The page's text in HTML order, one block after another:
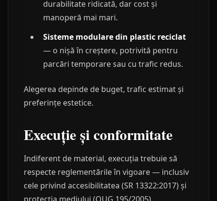
durabilitate ridicată, dar cost și
manoperă mai mari.
Sisteme modulare din plastic reciclat
— o nișă în creștere, potrivită pentru
parcări temporare sau cu trafic redus.
Alegerea depinde de buget, trafic estimat și
preferințe estetice.
Execuție și conformitate
Indiferent de material, execuția trebuie să
respecte reglementările în vigoare — inclusiv
cele privind accesibilitatea (SR 13322:2017) și